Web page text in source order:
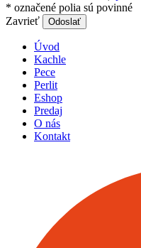
* označené polia sú povinné
Zavrieť
Odoslať
Úvod
Kachle
Pece
Perlit
Eshop
Predaj
O nás
Kontakt